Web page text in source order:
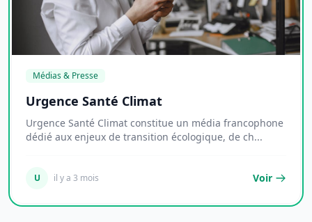
Médias & Presse
Urgence Santé Climat
Urgence Santé Climat constitue un média francophone
dédié aux enjeux de transition écologique, de ch...
U il y a 3 mois Voir